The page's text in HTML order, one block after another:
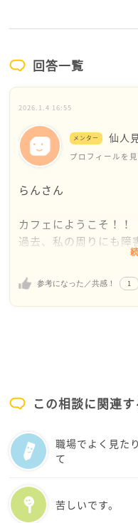
回答一覧
2026.1.4 16:55
メンター 仙人
プロフィールを見
らんさん
カフェにようこそ！！
過去、私の周りにも障
方（結構、重い）と
「単純作業で、馬鹿
ずついてしまった・・」
と話をしていらっしゃ
仕事がヒマで辞めたい
よ！！
かけしますが、実に
します。
庭仲間も大勢います。
行政のサービスチェッ
参考になった／共感！ 1
この相談に関連
職場でよく見た
て
苦しいです。